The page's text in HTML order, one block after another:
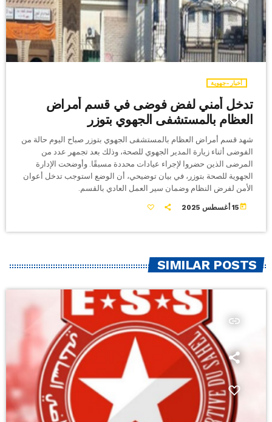
أخبار-جهوية
تدخل أمني لفض فوضى في قسم أمراض
العظام بالمستشفى الجهوي بتوزر
شهد قسم أمراض العظام بالمستشفى الجهوي بتوزر صباح اليوم حالة من
الفوضى أثناء زيارة المدير الجهوي للصحة، وذلك بعد تجمهر عدد من
المرضى الذين حضروا لإجراء عيادات محددة مسبقًا. وأوضحت الإدارة
الجهوية للصحة بتوزر، في بيان توضيحي، أن الوضع استوجب تدخل أعوان
الأمن لفرض النظام وضمان سير العمل العادي بالقسم.
today15 أغسطس 2025
SIMILAR POSTS
insert_link